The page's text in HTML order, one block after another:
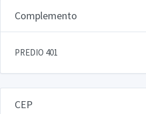
Complemento
PREDIO 401
CEP